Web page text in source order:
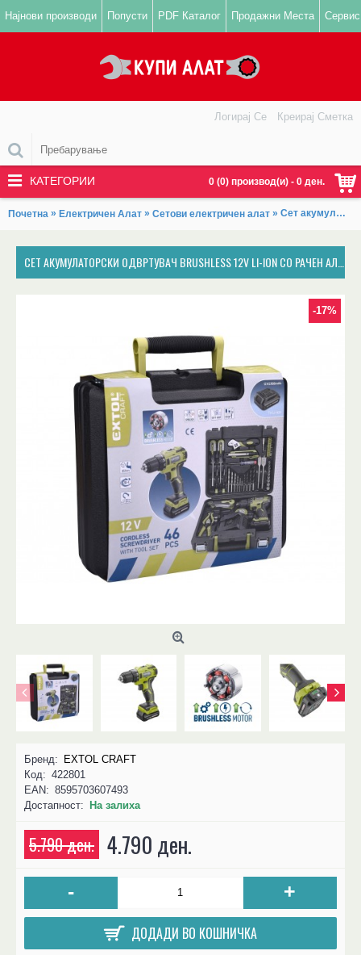
Најнови производи Попусти PDF Каталог Продажни Места Сервис
0 (0) производ(и) - 0 ден.
Логирај Се Креирај Сметка
КАТЕГОРИИ
Почетна » Електричен Алат » Сетови електричен алат » Сет акумулаторски одвртувач BRUSHLESS 12V Li-ion со рачен алат, 46пар.
-17%
Бренд: EXTOL CRAFT
Код: 422801
EAN: 8595703607493
Достапност: На залиха
5.790 ден. 4.790 ден.
- +
ДОДАДИ ВО КОШНИЧКА